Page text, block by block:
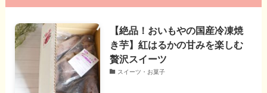
【絶品！おいもやの国産冷凍焼
き芋】紅はるかの甘みを楽しむ
贅沢スイーツ
スイーツ・お菓子